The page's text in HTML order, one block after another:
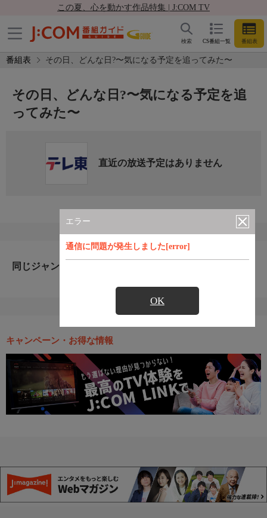
この夏、心を動かす作品特集 | J:COM TV
CS番組一覧 番組表
検索
番組表 その日、どんな日?〜気になる予定を追ってみた〜
エラー
通信に問題が発生しました[error]
OK
その日、どんな日?〜気になる予定を追
ってみた〜
直近の放送予定はありません
同じジャンルのおすすめ番組
キャンペーン・お得な情報